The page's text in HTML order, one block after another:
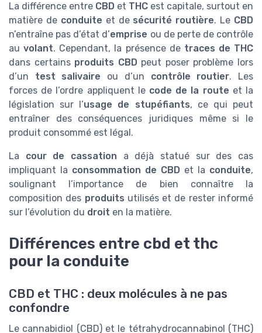
La différence entre CBD et THC est capitale, surtout en
matière de conduite et de sécurité routière. Le CBD
n’entraîne pas d’état d’emprise ou de perte de contrôle
auvolant. Cependant, la présence de traces de THC
dans certains produits CBD peut poser problème lors
d’un test salivaire ou d’un contrôle routier. Les
forces de l’ordre appliquent le code de la route et la
législation sur l’usage de stupéfiants, ce qui peut
entraîner des conséquences juridiques même si le
produit consommé est légal.
La cour de cassation a déjà statué sur des cas
impliquant la consommation de CBD et la conduite,
soulignant l’importance de bien connaître la
composition des produits utilisés et de rester informé
sur l’évolution du droit en la matière.
Différences entre cbd et thc
pour la conduite
CBD et THC : deux molécules à ne pas
confondre
Le cannabidiol (CBD) et le tétrahydrocannabinol (THC)